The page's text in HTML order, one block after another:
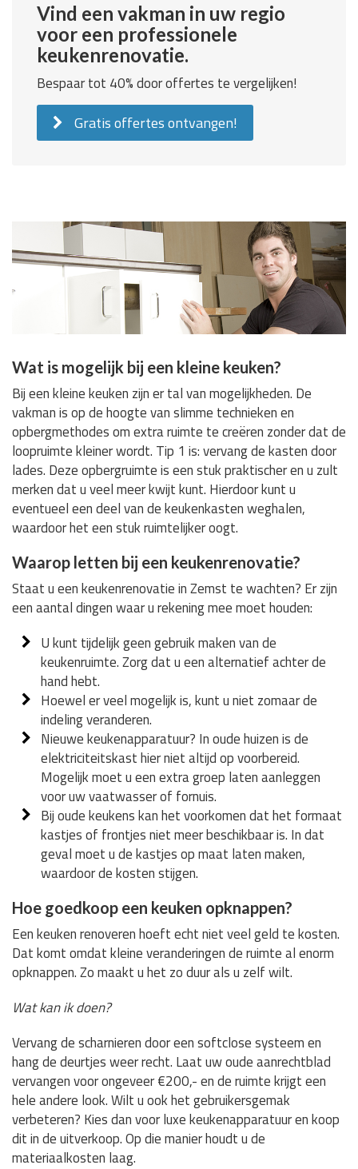
Vind een vakman in uw regio
voor een professionele
keukenrenovatie.
Bespaar tot 40% door offertes te vergelijken!
Gratis offertes ontvangen!
Wat is mogelijk bij een kleine keuken?
Bij een kleine keuken zijn er tal van mogelijkheden. De
vakman is op de hoogte van slimme technieken en
opbergmethodes om extra ruimte te creëren zonder dat de
loopruimte kleiner wordt. Tip 1 is: vervang de kasten door
lades. Deze opbergruimte is een stuk praktischer en u zult
merken dat u veel meer kwijt kunt. Hierdoor kunt u
eventueel een deel van de keukenkasten weghalen,
waardoor het een stuk ruimtelijker oogt.
Waarop letten bij een keukenrenovatie?
Staat u een keukenrenovatie in Zemst te wachten? Er zijn
een aantal dingen waar u rekening mee moet houden:
U kunt tijdelijk geen gebruik maken van de
keukenruimte. Zorg dat u een alternatief achter de
hand hebt.
Hoewel er veel mogelijk is, kunt u niet zomaar de
indeling veranderen.
Nieuwe keukenapparatuur? In oude huizen is de
elektriciteitskast hier niet altijd op voorbereid.
Mogelijk moet u een extra groep laten aanleggen
voor uw vaatwasser of fornuis.
Bij oude keukens kan het voorkomen dat het formaat
kastjes of frontjes niet meer beschikbaar is. In dat
geval moet u de kastjes op maat laten maken,
waardoor de kosten stijgen.
Hoe goedkoop een keuken opknappen?
Een keuken renoveren hoeft echt niet veel geld te kosten.
Dat komt omdat kleine veranderingen de ruimte al enorm
opknappen. Zo maakt u het zo duur als u zelf wilt.
Wat kan ik doen?
Vervang de scharnieren door een softclose systeem en
hang de deurtjes weer recht. Laat uw oude aanrechtblad
vervangen voor ongeveer €200,- en de ruimte krijgt een
hele andere look. Wilt u ook het gebruikersgemak
verbeteren? Kies dan voor luxe keukenapparatuur en koop
dit in de uitverkoop. Op die manier houdt u de
materiaalkosten laag.